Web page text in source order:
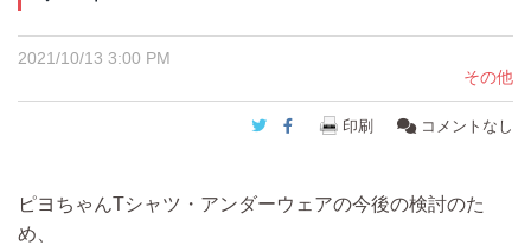
2021/10/13 3:00 PM
その他
Twitter
Facebook
印刷 コメントなし
ピヨちゃんTシャツ・アンダーウェアの今後の検討のた
め、